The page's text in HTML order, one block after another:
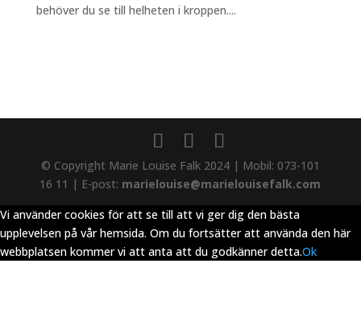
behöver du se till helheten i kroppen....
© Copyright Marie Louise Falk 2024 | Mobil: 073-101
16 11 | E-post: marielouise@marielouisefalk.com
Vi använder cookies för att se till att vi ger dig den bästa
upplevelsen på vår hemsida. Om du fortsätter att använda den här
webbplatsen kommer vi att anta att du godkänner detta.Ok